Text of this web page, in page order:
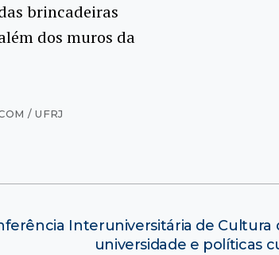
brincadeiras
dos muros da
/ UFRJ
Interuniversitária de Cultura
universidade e políticas